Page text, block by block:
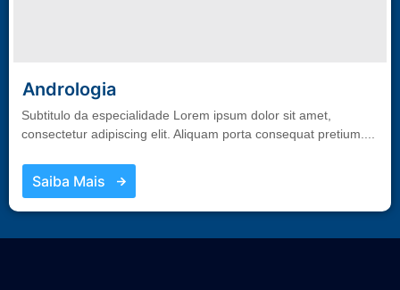
Andrologia
Subtitulo da especialidade Lorem ipsum dolor sit amet,
consectetur adipiscing elit. Aliquam porta consequat pretium....
Saiba Mais